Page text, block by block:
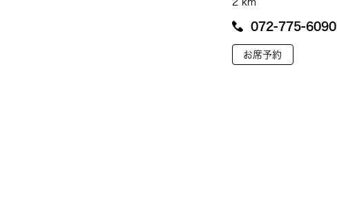
2 km
072-775-6090
お席予約